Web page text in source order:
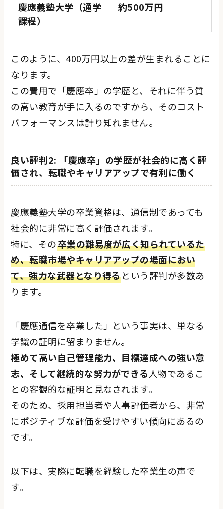
慶應義塾大学（通学
課程）
約500万円
このように、400万円以上の差が生まれることに
なります。
この費用で「慶應卒」の学歴と、それに伴う質
の高い教育が手に入るのですから、そのコスト
パフォーマンスは計り知れません。
良い評判2: 「慶應卒」の学歴が社会的に高く評
価され、転職やキャリアアップで有利に働く
慶應義塾大学の卒業資格は、通信制であっても
社会的に非常に高く評価されます。
特に、その卒業の難易度が広く知られているた
め、転職市場やキャリアアップの場面におい
て、強力な武器となり得るという評判が多数あ
ります。
「慶應通信を卒業した」という事実は、単なる
学識の証明に留まりません。
極めて高い自己管理能力、目標達成への強い意
志、そして継続的な努力ができる人物であるこ
との客観的な証明と見なされます。
そのため、採用担当者や人事評価者から、非常
にポジティブな評価を受けやすい傾向にあるの
です。
以下は、実際に転職を経験した卒業生の声で
す。